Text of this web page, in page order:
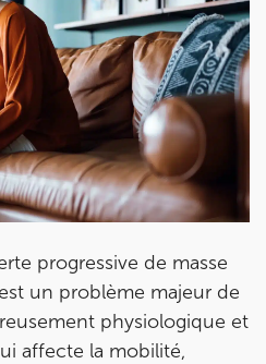
progressive de masse
un problème majeur de
physiologique et
affecte la mobilité,